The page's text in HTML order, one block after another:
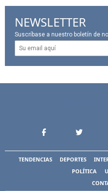
NEWSLETTER
Suscríbase a nuestro boletín de
TENDENCIAS DEPORTES
POLÍTICA